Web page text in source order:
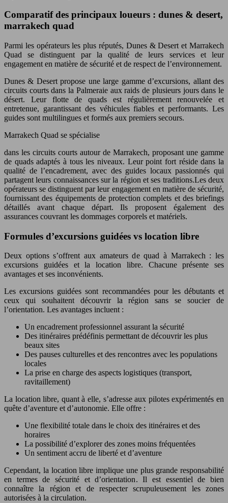
Comparatif des principaux loueurs : dunes & desert,
marrakech quad
Parmi les opérateurs les plus réputés, Dunes & Desert et Marrakech
Quad se distinguent par la qualité de leurs services et leur
engagement en matière de sécurité et de respect de l’environnement.
Dunes & Desert propose une large gamme d’excursions, allant des
circuits courts dans la Palmeraie aux raids de plusieurs jours dans le
désert. Leur flotte de quads est régulièrement renouvelée et
entretenue, garantissant des véhicules fiables et performants. Les
guides sont multilingues et formés aux premiers secours.
Marrakech Quad se spécialise
dans les circuits courts autour de Marrakech, proposant une gamme
de quads adaptés à tous les niveaux. Leur point fort réside dans la
qualité de l’encadrement, avec des guides locaux passionnés qui
partagent leurs connaissances sur la région et ses traditions.Les deux
opérateurs se distinguent par leur engagement en matière de sécurité,
fournissant des équipements de protection complets et des briefings
détaillés avant chaque départ. Ils proposent également des
assurances couvrant les dommages corporels et matériels.
Formules d’excursions guidées vs location libre
Deux options s’offrent aux amateurs de quad à Marrakech : les
excursions guidées et la location libre. Chacune présente ses
avantages et ses inconvénients.
Les excursions guidées sont recommandées pour les débutants et
ceux qui souhaitent découvrir la région sans se soucier de
l’orientation. Les avantages incluent :
Un encadrement professionnel assurant la sécurité
Des itinéraires prédéfinis permettant de découvrir les plus
beaux sites
Des pauses culturelles et des rencontres avec les populations
locales
La prise en charge des aspects logistiques (transport,
ravitaillement)
La location libre, quant à elle, s’adresse aux pilotes expérimentés en
quête d’aventure et d’autonomie. Elle offre :
Une flexibilité totale dans le choix des itinéraires et des
horaires
La possibilité d’explorer des zones moins fréquentées
Un sentiment accru de liberté et d’aventure
Cependant, la location libre implique une plus grande responsabilité
en termes de sécurité et d’orientation. Il est essentiel de bien
connaître la région et de respecter scrupuleusement les zones
autorisées à la circulation.